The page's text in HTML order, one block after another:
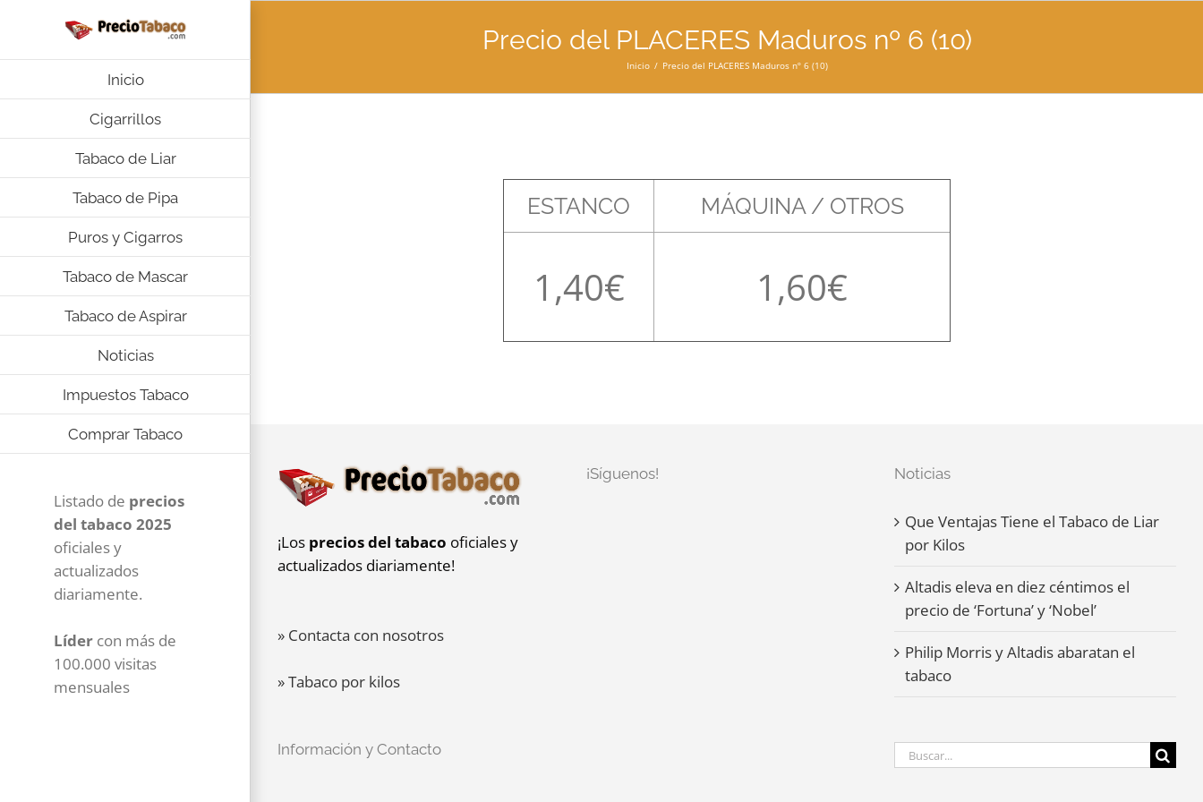
contenido
Inicio
Cigarrillos
Tabaco de Liar
Tabaco de Pipa
Puros y Cigarros
Tabaco de Mascar
Tabaco de Aspirar
Noticias
Impuestos Tabaco
Comprar Tabaco
Listado de precios
del tabaco 2025
oficiales y
actualizados
diariamente.
Líder con más de
100.000 visitas
mensuales
Precio del PLACERES Maduros nº 6 (10)
Inicio Precio del PLACERES Maduros nº 6 (10)
ESTANCO MÁQUINA / OTROS
1,40 1,60
¡Los precios del tabaco oficiales y
actualizados diariamente!
» Contacta con nosotros
» Tabaco por kilos
Información y Contacto
¡Síguenos! Noticias
Que Ventajas Tiene el Tabaco de Liar
por Kilos
Altadis eleva en diez céntimos el
precio de ‘Fortuna’ y ‘Nobel’
Philip Morris y Altadis abaratan el
tabaco
Buscar: